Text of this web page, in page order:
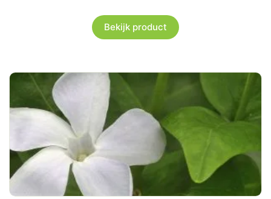
Bekijk product